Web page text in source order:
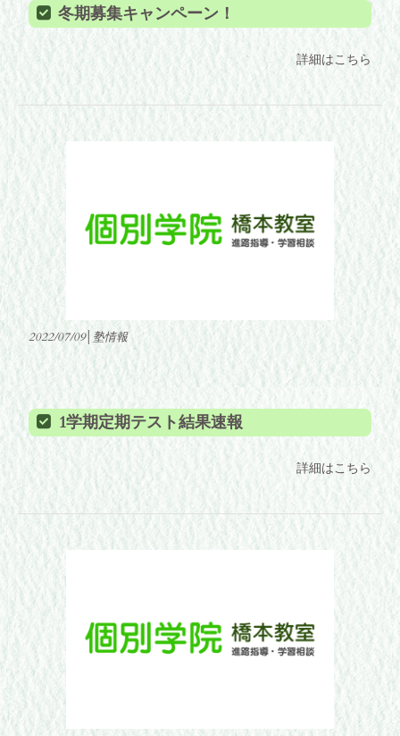
冬期募集キャンペーン！
詳細はこちら
2022/07/09│塾情報
1学期定期テスト結果速報
詳細はこちら